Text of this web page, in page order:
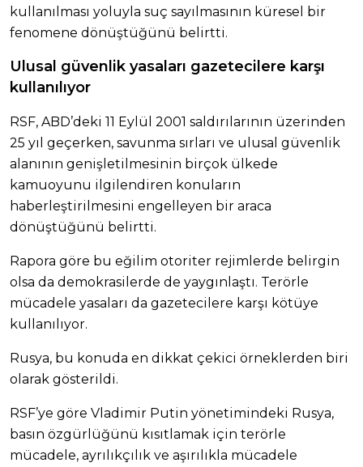
kullanılması yoluyla suç sayılmasının küresel bir
fenomene dönüştüğünü belirtti.
Ulusal güvenlik yasaları gazetecilere karşı
kullanılıyor
RSF, ABD’deki 11 Eylül 2001 saldırılarının üzerinden
25 yıl geçerken, savunma sırları ve ulusal güvenlik
alanının genişletilmesinin birçok ülkede
kamuoyunu ilgilendiren konuların
haberleştirilmesini engelleyen bir araca
dönüştüğünü belirtti.
Rapora göre bu eğilim otoriter rejimlerde belirgin
olsa da demokrasilerde de yaygınlaştı. Terörle
mücadele yasaları da gazetecilere karşı kötüye
kullanılıyor.
Rusya, bu konuda en dikkat çekici örneklerden biri
olarak gösterildi.
RSF’ye göre Vladimir Putin yönetimindeki Rusya,
basın özgürlüğünü kısıtlamak için terörle
mücadele, ayrılıkçılık ve aşırılıkla mücadele